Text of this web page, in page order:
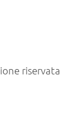
riservata